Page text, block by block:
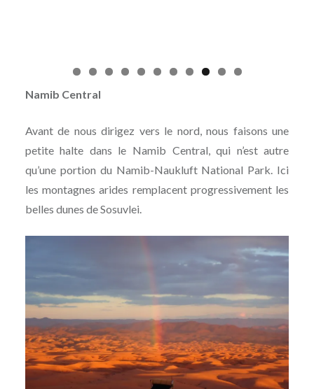
Namib Central
Avant de nous dirigez vers le nord, nous faisons une
petite halte dans le Namib Central, qui n’est autre
qu’une portion du Namib-Naukluft National Park. Ici
les montagnes arides remplacent progressivement les
belles dunes de Sosuvlei.